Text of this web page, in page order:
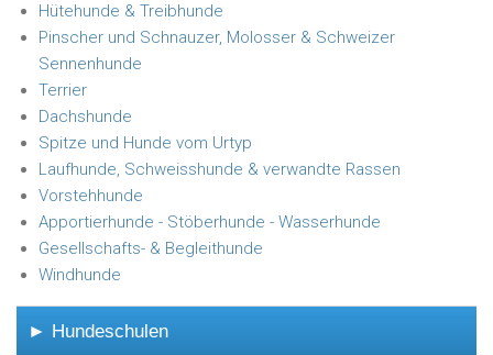
Hütehunde & Treibhunde
Pinscher und Schnauzer, Molosser & Schweizer
Sennenhunde
Terrier
Dachshunde
Spitze und Hunde vom Urtyp
Laufhunde, Schweisshunde & verwandte Rassen
Vorstehhunde
Apportierhunde - Stöberhunde - Wasserhunde
Gesellschafts- & Begleithunde
Windhunde
► Hundeschulen